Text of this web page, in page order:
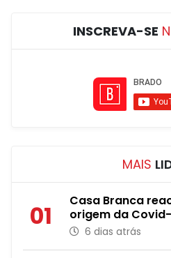
INSCREVA-SE
MAIS
01
Casa Branca
origem da
6 dias atrás